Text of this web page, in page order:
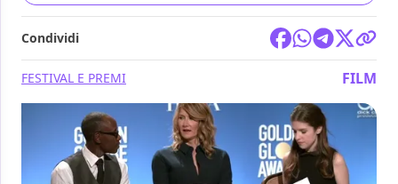
Condividi
FESTIVAL E PREMI FILM